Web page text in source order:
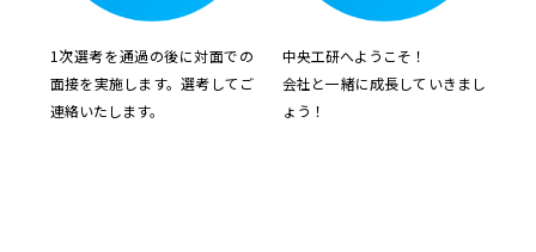
1次選考を通過の後に対面での
面接を実施します。選考してご
連絡いたします。
中央工研へようこそ！
会社と一緒に成長していきまし
ょう！